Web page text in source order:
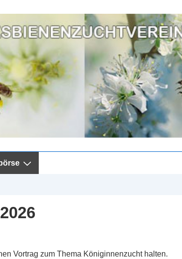
Vortrag zum Thema Königinnenzucht halten.